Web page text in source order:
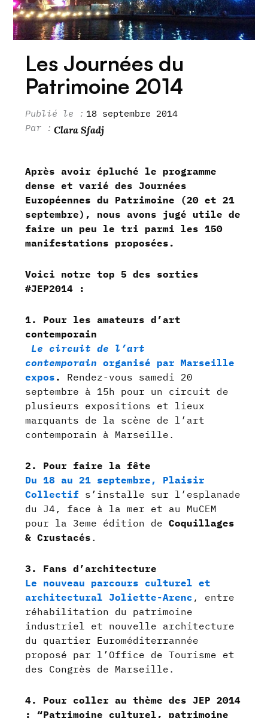
Les Journées du
Patrimoine 2014
18 septembre 2014
Clara Sfadj
Après avoir épluché le programme
dense et varié des Journées
Européennes du Patrimoine (20 et 21
septembre), nous avons jugé utile de
faire un peu le tri parmi les 150
manifestations proposées.
Voici notre top 5 des sorties
#JEP2014 :
1. Pour les amateurs d’art
contemporain
Le circuit de l’art
contemporainorganisé par Marseille
expos . Rendez-vous samedi 20
septembre à 15h pour un circuit de
plusieurs expositions et lieux
marquants de la scène de l’art
contemporain à Marseille.
2. Pour faire la fête
Du 18 au 21 septembre, Plaisir
Collectif s’installe sur l’esplanade
du J4, face à la mer et au MuCEM
pour la 3eme édition deCoquillages
& Crustacés .
3. Fans d’architecture
Le nouveau parcours culturel et
architectural Joliette-Arenc , entre
réhabilitation du patrimoine
industriel et nouvelle architecture
du quartier Euroméditerrannée
proposé par l’Office de Tourisme et
des Congrès de Marseille.
4. Pour coller au thème des JEP 2014
: “Patrimoine culturel, patrimoine